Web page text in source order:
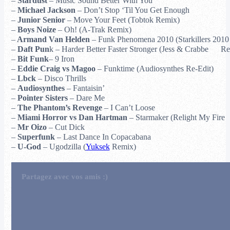
– Michael Jackson– Don’t Stop ‘Til You Get Enough
–Junior Senior– Move Your Feet (Tobtok Remix)
– Boys Noize– Oh! (A-Trak Remix)
–Armand Van Helden– Funk Phenomena 2010 (Starkillers
– Daft Punk – Harder Better Faster Stronger (Jess & Crabbe
–Bit Funk– 9 Iron
– Eddie Craig vs Magoo– Funktime (Audiosynthes Re-Edit)
– Lbck– Disco Thrills
– Audiosynthes– Fantaisin’
– Pointer Sisters– Dare Me
– The Phantom’s Revenge– I Can’t Loose
– Miami Horror vs Dan Hartman– Starmaker (Relight My
– Mr Oizo– Cut Dick
–Superfunk– Last Dance In Copacabana
– U-God– Ugodzilla (YuksekRemix)
Partagez avec vos amis :)